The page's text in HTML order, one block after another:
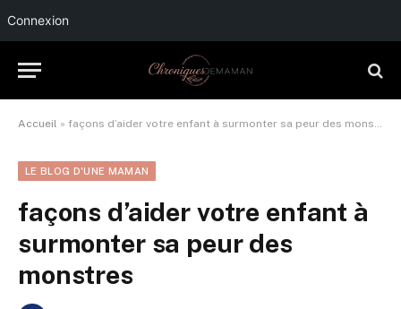
Connexion
Accueil » façons d’aider votre enfant à surmonter sa peur des monstres
LE BLOG D'UNE MAMAN
façons d’aider votre enfant à
surmonter sa peur des
monstres